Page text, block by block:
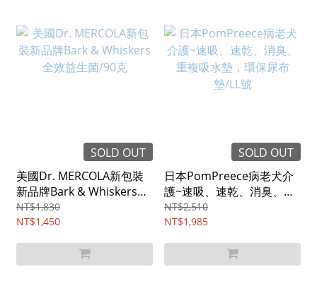
SOLD OUT
美國Dr. MERCOLA新包裝
新品牌Bark & Whiskers全
效益生菌/90克
NT$1,830
NT$1,450
SOLD OUT
日本PomPreece病老犬介
護~速吸、速乾、消臭、重
複吸水墊，環保尿布墊/LL
號
NT$2,510
NT$1,985